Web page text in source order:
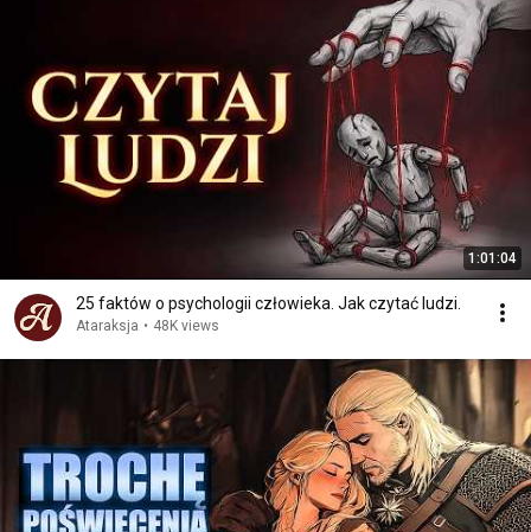
1:01:04
25 faktów o psychologii człowieka. Jak czytać ludzi.
Ataraksja • 48K views